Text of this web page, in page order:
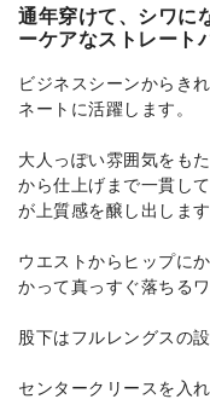
通年穿けて、シワに
ーケアなストレート
ビジネスシーンからき
ネートに活躍します。
大人っぽい雰囲気をも
から仕上げまで一貫し
が上質感を醸し出します
ウエストからヒップに
かって真っすぐ落ちる
股下はフルレングスの設
センタークリースを入